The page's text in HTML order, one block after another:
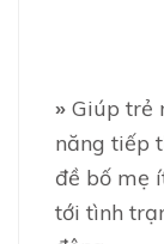
» Giúp trẻ
năng tiếp
đề bố mẹ
tới tình